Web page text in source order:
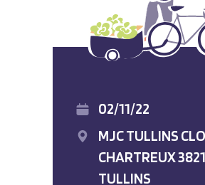
02/11/22
MJC TULLINS
CHARTREUX
TULLINS